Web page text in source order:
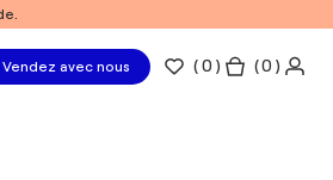
Vendez avec nous (0 ) ( 0 )